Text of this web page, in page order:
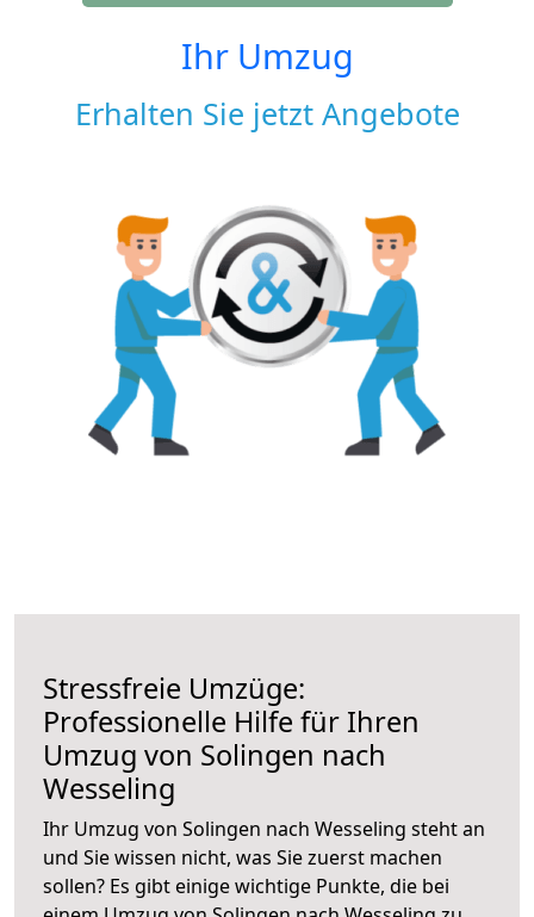
Ihr Umzug
Erhalten Sie jetzt Angebote
Stressfreie Umzüge:
Professionelle Hilfe für Ihren
Umzug von Solingen nach
Wesseling
Ihr Umzug von Solingen nach Wesseling steht an
und Sie wissen nicht, was Sie zuerst machen
sollen? Es gibt einige wichtige Punkte, die bei